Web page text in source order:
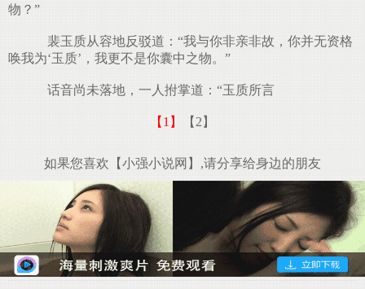
物？”
裴玉质从容地反驳道：“我与你非亲非故，你并无资格
唤我为‘玉质’，我更不是你囊中之物。”
话音尚未落地，一人拊掌道：“玉质所言
【1】 【2】
如果您喜欢【小强小说网】,请分享给身边的朋友